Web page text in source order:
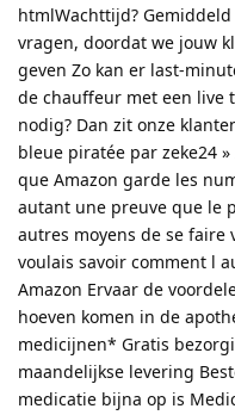
htmlWachttijd?
vragen, doordat we jouw
geven Zo kan er last-
de chauffeur met een live
nodig? Dan zit onze
bleue piratée par zeke24 »
que Amazon garde les
autant une preuve que le
autres moyens de se faire
voulais savoir comment l
Amazon Ervaar de
hoeven komen in de
medicijnen* Gratis
maandelijkse levering
medicatie bijna op is